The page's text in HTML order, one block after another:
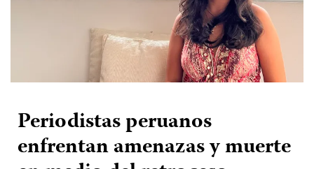
Periodistas peruanos
enfrentan amenazas y muerte